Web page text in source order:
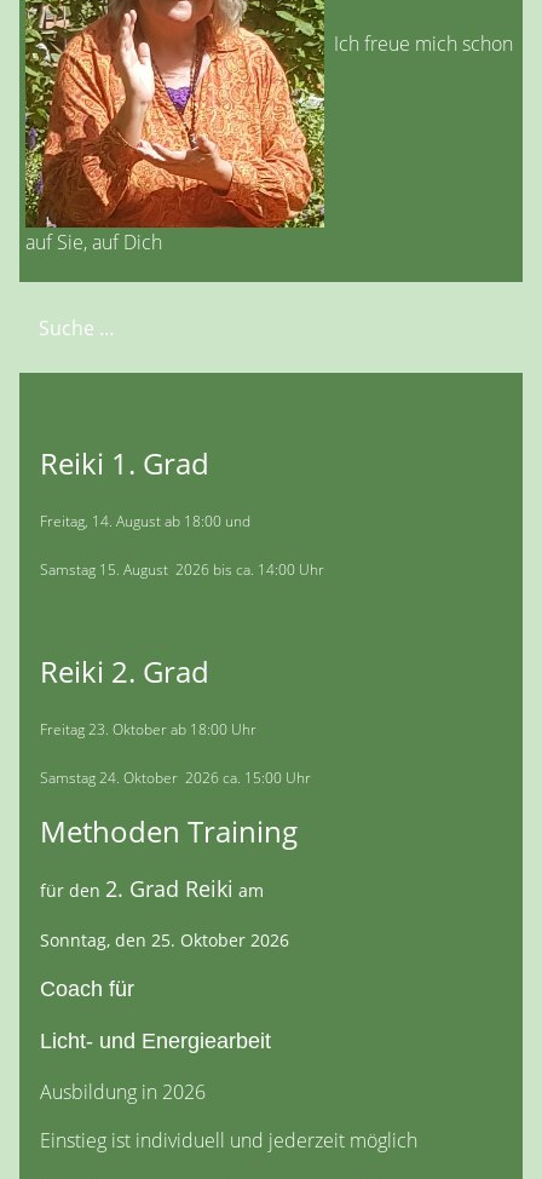
Ich freue mich schon
auf Sie, auf Dich
Suchen
Reiki 1. Grad
Freitag, 14. August ab 18:00 und
Samstag 15. August 2026 bis ca. 14:00 Uhr
Reiki 2. Grad
Freitag 23. Oktober ab 18:00 Uhr
Samstag 24. Oktober 2026 ca. 15:00 Uhr
Methoden Training
für den 2. Grad Reiki am
Sonntag, den 25. Oktober 2026
Coach für
Licht- und Energiearbeit
Ausbildung in 2026
Einstieg ist individuell und jederzeit möglich